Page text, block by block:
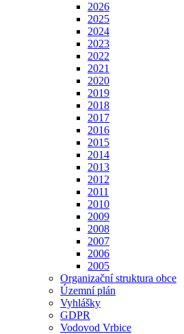
2026
2025
2024
2023
2022
2021
2020
2019
2018
2017
2016
2015
2014
2013
2012
2011
2010
2009
2008
2007
2006
2005
Organizační struktura obce
Územní plán
Vyhlášky
GDPR
Vodovod Vrbice